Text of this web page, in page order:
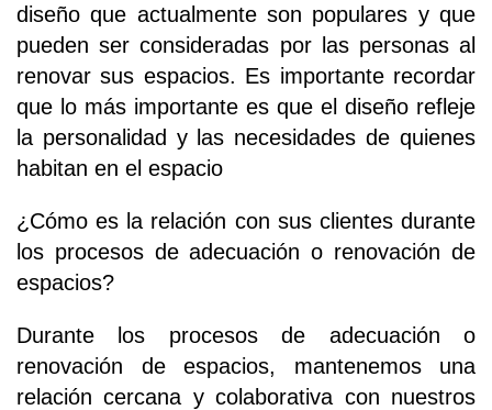
diseño que actualmente son populares y que
pueden ser consideradas por las personas al
renovar sus espacios. Es importante recordar
que lo más importante es que el diseño refleje
la personalidad y las necesidades de quienes
habitan en el espacio
¿Cómo es la relación con sus clientes durante
los procesos de adecuación o renovación de
espacios?
Durante los procesos de adecuación o
renovación de espacios, mantenemos una
relación cercana y colaborativa con nuestros